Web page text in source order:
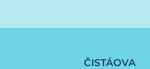
ČISTÁOVA